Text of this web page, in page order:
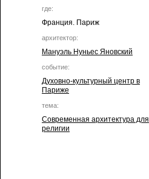
где:
Франция. Париж
архитектор:
Мануэль Нуньес Яновский
событие:
Духовно-культурный центр в
Париже
тема:
Современная архитектура для
религии